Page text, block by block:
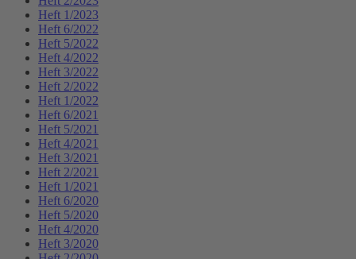
Heft 1/2023
Heft 6/2022
Heft 5/2022
Heft 4/2022
Heft 3/2022
Heft 2/2022
Heft 1/2022
Heft 6/2021
Heft 5/2021
Heft 4/2021
Heft 3/2021
Heft 2/2021
Heft 1/2021
Heft 6/2020
Heft 5/2020
Heft 4/2020
Heft 3/2020